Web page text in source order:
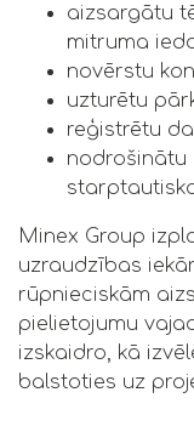
aizsargātu
mitruma
novērstu
uzturētu
reģistrētu
nodrošinātu
Minex Group
uzraudzības
rūpnieciskām
pielietojumu
izskaidro, kā
balstoties uz